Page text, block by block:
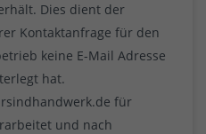
Dies dient der
Kontaktanfrage für den
keine E-Mail Adresse
hat.
für
und nach